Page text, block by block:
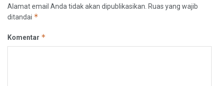
Alamat email Anda tidak akan dipublikasikan. Ruas yang wajib
ditandai *
Komentar *